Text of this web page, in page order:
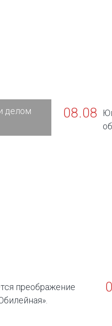
делом 08.08
преображение